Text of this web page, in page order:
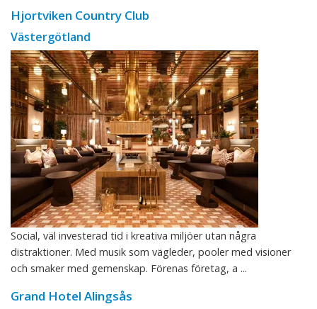
Hjortviken Country Club
Västergötland
Social, väl investerad tid i kreativa miljöer utan några
distraktioner. Med musik som vägleder, pooler med visioner
och smaker med gemenskap. Förenas företag, a ...
Grand Hotel Alingsås